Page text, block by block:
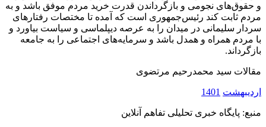
و حقوق‌های نجومی و بازگرداندن قدرت خرید مردم موفق باشد و به
مردم ثابت کند رئیس‌جمهوری است که آمده تا مختصات رفتارهای
سردار سلیمانی در میدان را به عرصه دیپلماسی و سیاست بیاورد و
با مردم همراه و همدل باشد و سرمایه‌های اجتماعی را به جامعه
بازگرداند.
مقالات سید محمدرحیم مرتضوی
اردیبهشت 1401
منبع: پایگاه خبری تحلیلی تفاهم آنلاین